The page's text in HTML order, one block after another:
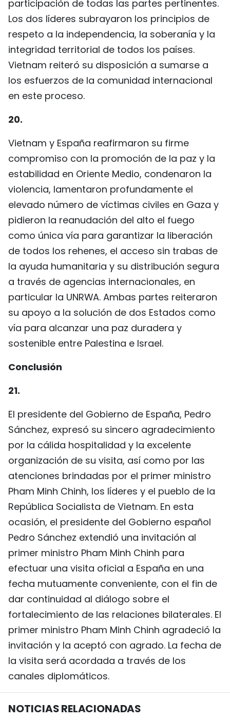
participación de todas las partes pertinentes.
Los dos líderes subrayaron los principios de
respeto a la independencia, la soberanía y la
integridad territorial de todos los países.
Vietnam reiteró su disposición a sumarse a
los esfuerzos de la comunidad internacional
en este proceso.
20.
Vietnam y España reafirmaron su firme
compromiso con la promoción de la paz y la
estabilidad en Oriente Medio, condenaron la
violencia, lamentaron profundamente el
elevado número de víctimas civiles en Gaza y
pidieron la reanudación del alto el fuego
como única vía para garantizar la liberación
de todos los rehenes, el acceso sin trabas de
la ayuda humanitaria y su distribución segura
a través de agencias internacionales, en
particular la UNRWA. Ambas partes reiteraron
su apoyo a la solución de dos Estados como
vía para alcanzar una paz duradera y
sostenible entre Palestina e Israel.
Conclusión
21.
El presidente del Gobierno de España, Pedro
Sánchez, expresó su sincero agradecimiento
por la cálida hospitalidad y la excelente
organización de su visita, así como por las
atenciones brindadas por el primer ministro
Pham Minh Chinh, los líderes y el pueblo de la
República Socialista de Vietnam. En esta
ocasión, el presidente del Gobierno español
Pedro Sánchez extendió una invitación al
primer ministro Pham Minh Chinh para
efectuar una visita oficial a España en una
fecha mutuamente conveniente, con el fin de
dar continuidad al diálogo sobre el
fortalecimiento de las relaciones bilaterales. El
primer ministro Pham Minh Chinh agradeció la
invitación y la aceptó con agrado. La fecha de
la visita será acordada a través de los
canales diplomáticos.
NOTICIAS RELACIONADAS